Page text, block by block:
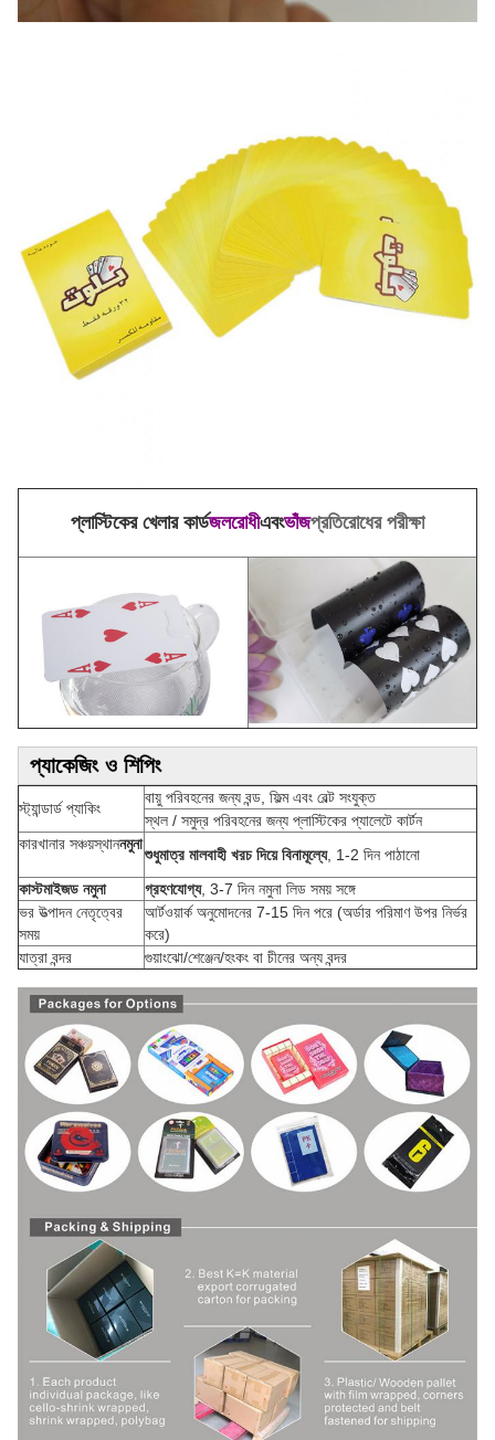
প্লাস্টিকের খেলার কার্ডজলরোধীএবংভাঁজপ্রতিরোধের পরীক্ষা
প্যাকেজিং ও শিপিং
স্ট্যান্ডার্ড প্যাকিং
বায়ু পরিবহনের জন্য বন্ড, ফিল্ম এবং বেল্ট সংযুক্ত
স্থল / সমুদ্র পরিবহনের জন্য প্লাস্টিকের প্যালেটে কার্টন
কারখানার সঞ্চয়স্থাননমুনা
শুধুমাত্র মালবাহী খরচ দিয়ে বিনামূল্যে, 1-2 দিন পাঠানো
কাস্টমাইজড নমুনা
গ্রহণযোগ্য, 3-7 দিন নমুনা লিড সময় সঙ্গে
ভর উত্পাদন নেতৃত্বের
সময়
আর্টওয়ার্ক অনুমোদনের 7-15 দিন পরে (অর্ডার পরিমাণ উপর নির্ভর
করে)
যাত্রা বন্দর
গুয়াংঝো/শেঞ্জেন/হংকং বা চীনের অন্য বন্দর